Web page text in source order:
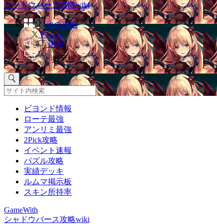
シャドウバース攻略wiki
他の攻略
Twitter
速報
掲示板
ビヨンド情報
ローテ最強
アンリミ最強
2Pick攻略
イベント速報
パズル攻略
実績デッキ
ルムマ掲示板
スキン所持率
GameWith
シャドウバース攻略wiki